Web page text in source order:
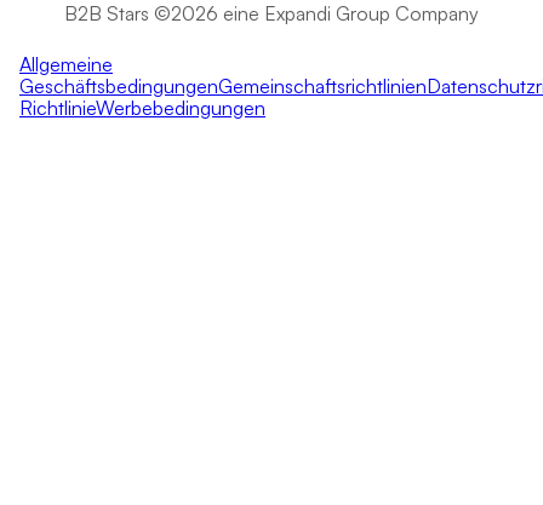
B2B Stars ©2026 eine Expandi Group Company
Allgemeine
GeschäftsbedingungenGemeinschaftsrichtlinien
RichtlinieWerbebedingungen